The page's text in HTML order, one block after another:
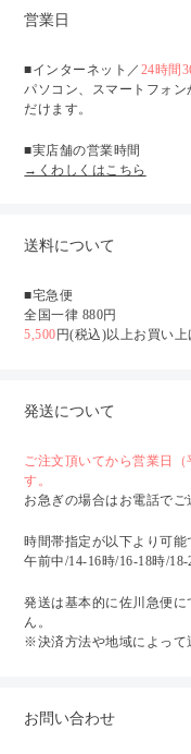
営業日
■インターネット／ 24時間
パソコン、スマートフォ
だけます。
■実店舗の営業時間
→くわしくはこちら
送料について
■宅急便
全国一律 880円
5,500 円(税込)以上お買い上
発送について
ご注文頂いてから営業日
す。
お急ぎの場合はお電話でご
時間帯指定が以下より可能
午前中/14-16時/16-18時/
発送は基本的に佐川急便
ん。
※決済方法や地域によって
お問い合わせ